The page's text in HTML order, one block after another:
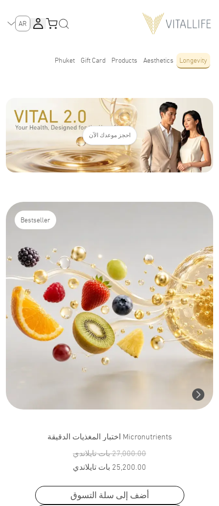
AR
Longevity
Aesthetics
Products
Gift Card
Phuket
احجز موعدك الآن
Bestseller
Micronutrients اختبار المغذيات الدقيقة
27,000.00 بات تايلاندي
25,200.00 بات تايلاندي
أضف إلى سلة التسوق